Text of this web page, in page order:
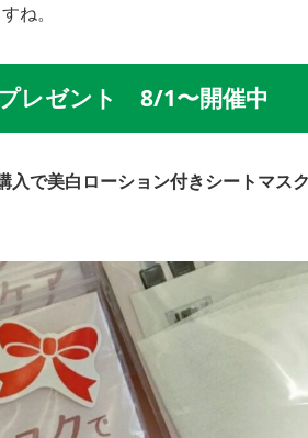
ね。
レゼント 8/1〜開催中
入で美白ローション付きシートマ